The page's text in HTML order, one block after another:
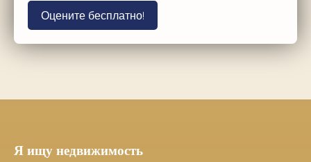
Оцените бесплатно!
Я ищу недвижимость